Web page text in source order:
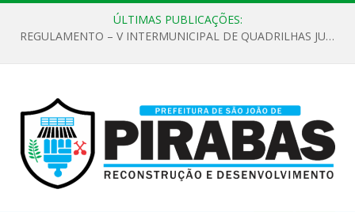
ÚLTIMAS PUBLICAÇÕES:
REGULAMENTO – V INTERMUNICIPAL DE QUADRILHAS JUNINAS 2026